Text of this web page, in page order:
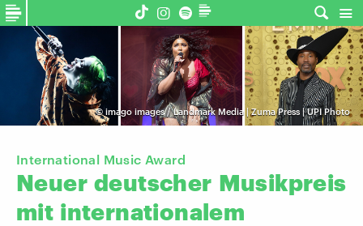
© imago images / Landmark Media | Zuma Press | UPI Photo
International Music Award
Neuer deutscher Musikpreis
mit internationalem